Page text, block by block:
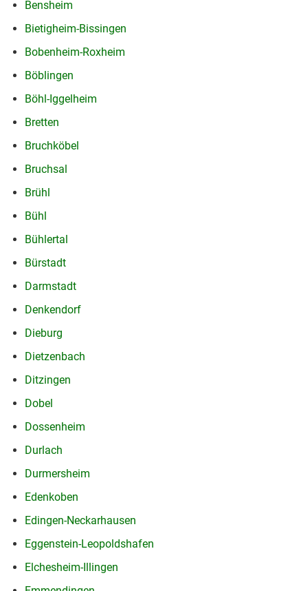
Bensheim
Bietigheim-Bissingen
Bobenheim-Roxheim
Böblingen
Böhl-Iggelheim
Bretten
Bruchköbel
Bruchsal
Brühl
Bühl
Bühlertal
Bürstadt
Darmstadt
Denkendorf
Dieburg
Dietzenbach
Ditzingen
Dobel
Dossenheim
Durlach
Durmersheim
Edenkoben
Edingen-Neckarhausen
Eggenstein-Leopoldshafen
Elchesheim-Illingen